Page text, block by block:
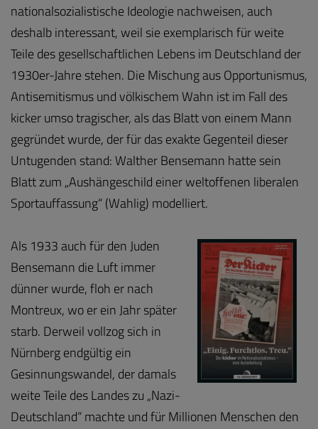
nationalsozialistische Ideologie nachweisen, auch
deshalb interessant, weil sie exemplarisch für weite
Teile des gesellschaftlichen Lebens im Deutschland der
1930er-Jahre stehen. Die Mischung aus Opportunismus,
Antisemitismus und völkischem Wahn ist im Fall des
kicker umso tragischer, als das Blatt von einem Mann
gegründet wurde, der für das exakte Gegenteil dieser
Untugenden stand: Walther Bensemann hatte sein
Blatt zum „Aushängeschild einer weltoffenen liberalen
Sportauffassung“ (Wahlig) modelliert.
Als 1933 auch für den Juden
Bensemann die Luft immer
dünner wurde, floh er nach
Montreux, wo er ein Jahr später
starb. Derweil vollzog sich in
Nürnberg endgültig ein
Gesinnungswandel, der damals
weite Teile des Landes zu „Nazi-
Deutschland“ machte und für Millionen Menschen den